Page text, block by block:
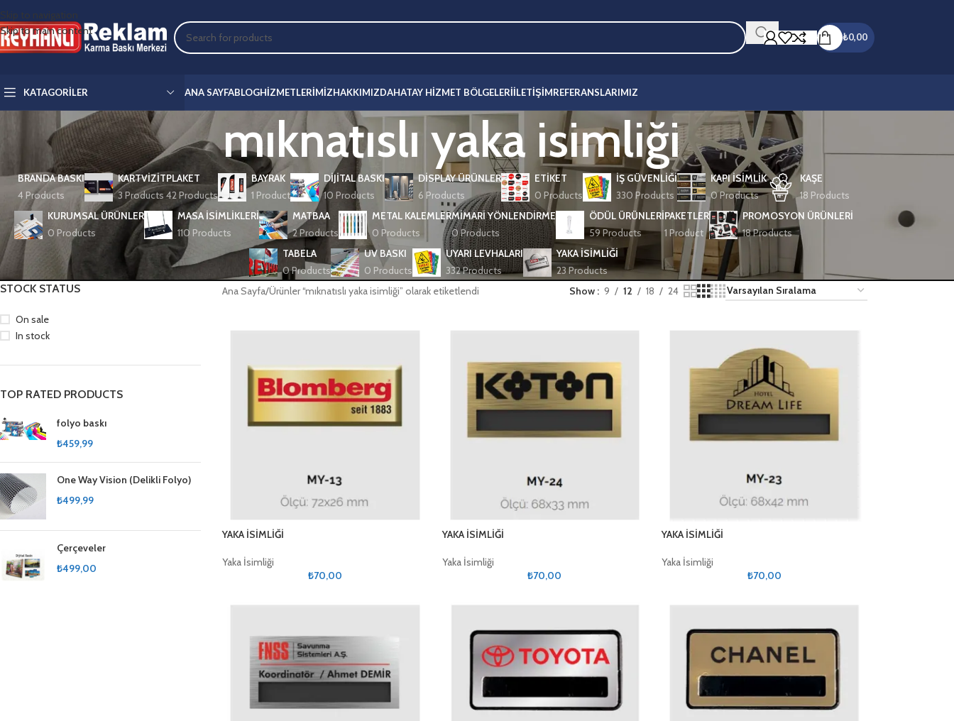
Skip to navigation
Skip to main content
₺0,00
KATAGORILER ANA SAYFABLOGHIZMETLERIMIZHAKKIMIZDAHATAY HIZMET BÖLGELERIİLETIŞIMREFERANSLARIMIZ
mıknatıslı yaka isimliği
BRANDA BASKI
4 Products
KARTVIZIT
3 Products
PLAKET
42 Products
BAYRAK
1 Product
DIJITAL BASKI
10 Products
DISPLAY ÜRÜNLER
6 Products
ETIKET
0 Products
İŞ GÜVENLİĞİ
330 Products
KAPI İSIMLIK
0 Products
KAŞE
18 Products
KURUMSAL ÜRÜNLER
0 Products
MASA İSIMLIKLERI
110 Products
MATBAA
2 Products
METAL KALEMLER
0 Products
MIMARI YÖNLENDIRME
0 Products
ÖDÜL ÜRÜNLERI
59 Products
PAKETLER
1 Product
PROMOSYON ÜRÜNLERİ
18 Products
TABELA
0 Products
UV BASKI
0 Products
UYARI LEVHALARI
332 Products
YAKA İSIMLIĞI
23 Products
STOCK STATUS
On sale
In stock
TOP RATED PRODUCTS
folyo baskı
₺459,99
One Way Vision (Delikli Folyo)
₺499,99
Çerçeveler
₺499,00
Ana Sayfa Ürünler “mıknatıslı yaka isimliği” olarak etiketlendi Show 9 12 18 24
YAKA İSİMLİĞİ
Yaka İsimliği
₺70,00
YAKA İSİMLİĞİ
Yaka İsimliği
₺70,00
YAKA İSİMLİĞİ
Yaka İsimliği
₺70,00